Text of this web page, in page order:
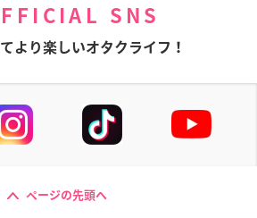
SNS
より楽しいオタクライフ！
ページの先頭へ